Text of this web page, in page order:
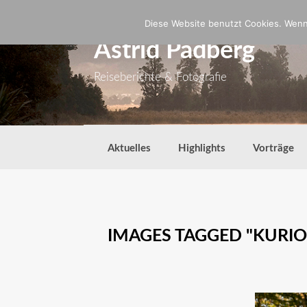
Astrid Padberg
Reiseberichte & Fotografie
Aktuelles Highlights Vorträge
IMAGES TAGGED
Diese Website benutzt Cookies.